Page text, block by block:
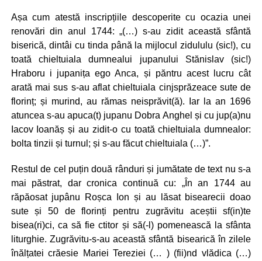
Așa cum atestă inscripțiile descoperite cu ocazia unei
renovări din anul 1744: „(…) s-au zidit această sfântă
biserică, dintâi cu tinda până la mijlocul zidululu (sic!), cu
toată chieltuiala dumnealui jupanului Stănislav (sic!)
Hraboru i jupanița ego Anca, și păntru acest lucru cât
arată mai sus s-au aflat chieltuiala cinjsprăzeace sute de
florinț; și murind, au rămas neisprăvit(ă). Iar la an 1696
atuncea s-au apuca(t) jupanu Dobra Anghel și cu jup(a)nu
Iacov Ioanăș și au zidit-o cu toată chieltuiala dumnealor:
bolta tinzii și turnul; și s-au făcut chieltuiala (…)”.
Restul de cel puțin două rânduri și jumătate de text nu s-a
mai păstrat, dar cronica continuă cu: „În an 1744 au
răpăosat jupânu Roșca Ion și au lăsat bisearecii doao
sute și 50 de florinți pentru zugrăvitu aceștii sf(in)te
bisea(ri)ci, ca să fie ctitor și să(-l) pomenească la sfânta
liturghie. Zugrăvitu-s-au această sfântă bisearică în zilele
înălțatei crăesie Mariei Tereziei (… ) (fii)nd vlădica (…)